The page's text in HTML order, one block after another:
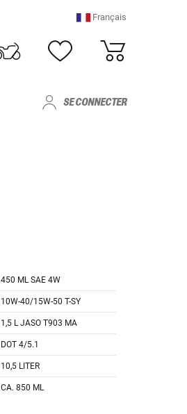
Français
SE CONNECTER
450 ML SAE 4W
10W-40/15W-50 T-SY
1,5 L JASO T903 MA
DOT 4/5.1
10,5 LITER
CA. 850 ML